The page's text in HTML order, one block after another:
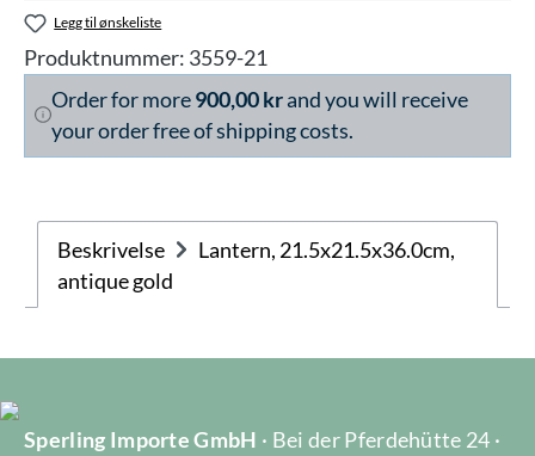
Legg til ønskeliste
Produktnummer: 3559-21
Order for more900,00 krand you will receive
your order free of shipping costs.
Beskrivelse
Lantern, 21.5x21.5x36.0cm,
antique gold
Sperling Importe GmbH · Bei der Pferdehütte 24 ·